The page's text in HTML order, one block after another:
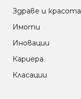
Здраве и красота
Имоти
Иновации
Кариера
Класации